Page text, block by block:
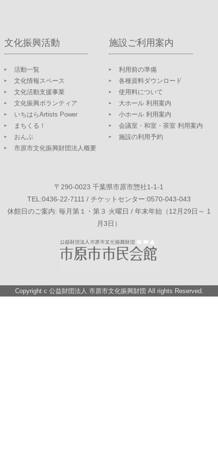
文化振興活動
活動一覧
文化情報スペース
文化活動支援事業
文化振興ボランティア
いちはらArtists Power
まちくる！
おんぷ
市原市文化振興財団法人概要
施設ご利用案内
利用前の準備
各種資料ダウンロード
使用料について
大ホール 利用案内
小ホール 利用案内
会議室・和室・茶室 利用案内
施設の利用予約
〒290-0023 千葉県市原市惣社1-1-1
TEL:0436-22-7111 / チケットセンター:0570-043-043
休館日のご案内: 毎月第１・第３ 火曜日 / 年末年始（12月29日～ 1
月3日）
Copyright c 公益財団法人 市原市文化振興財団 All rights Reserved.